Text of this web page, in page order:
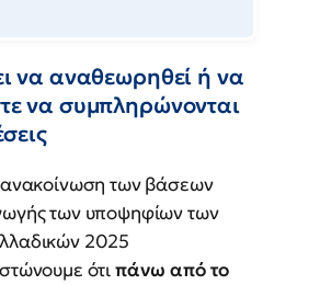
να αναθεωρηθεί ή να
να συμπληρώνονται
ανακοίνωση των βάσεων
των υποψηφίων των
2025
ότιπάνω από το